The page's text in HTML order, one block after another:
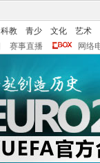
科教 青少 文化
艺术
赛事直播 网络